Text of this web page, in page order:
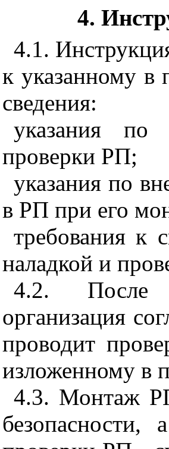
4.
4.1.
к указанному
сведения:
указания по
проверки РП;
указания по
в РП при его
требования к
наладкой и
4.2. После
организация
проводит
изложенному в
4.3. Монтаж
безопасности,